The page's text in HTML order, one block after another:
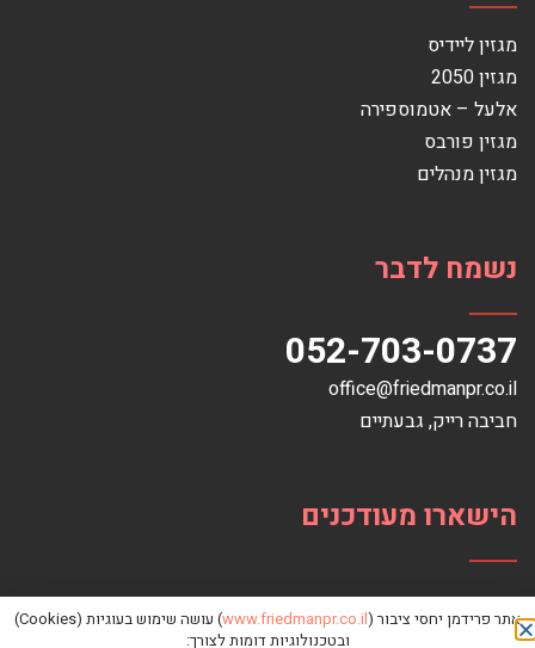
מגזין ליידיס
מגזין 2050
אלעל – אטמוספירה
מגזין פורבס
מגזין מנהלים
נשמח לדבר
052-703-0737
office@friedmanpr.co.il
חביבה רייק‏, ‏גבעתיים‏
הישארו מעודכנים
אתר פרידמן יחסי ציבור (www.friedmanpr.co.il
) עושה שימוש בעוגיות (Cookies)
ובטכנולוגיות דומות לצורך: